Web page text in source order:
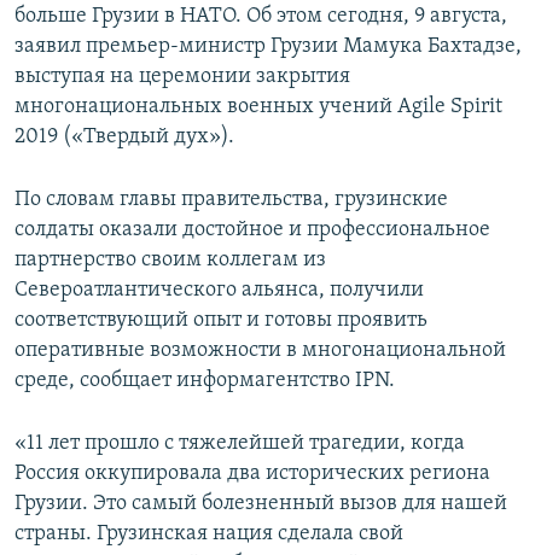
больше Грузии в НАТО. Об этом сегодня, 9 августа,
заявил премьер-министр Грузии Мамука Бахтадзе,
выступая на церемонии закрытия
многонациональных военных учений Agile Spirit
2019 («Твердый дух»).
По словам главы правительства, грузинские
солдаты оказали достойное и профессиональное
партнерство своим коллегам из
Североатлантического альянса, получили
соответствующий опыт и готовы проявить
оперативные возможности в многонациональной
среде, сообщает информагентство IPN.
«11 лет прошло с тяжелейшей трагедии, когда
Россия оккупировала два исторических региона
Грузии. Это самый болезненный вызов для нашей
страны. Грузинская нация сделала свой